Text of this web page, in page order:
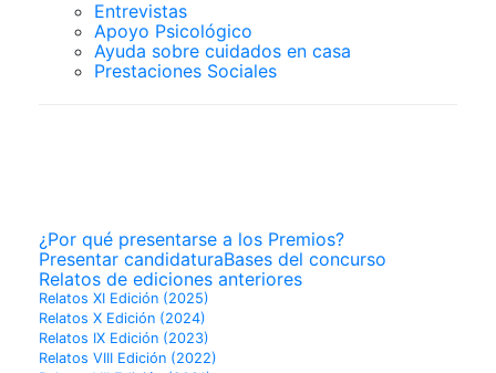
Entrevistas
Apoyo Psicológico
Ayuda sobre cuidados en casa
Prestaciones Sociales
¿Por qué presentarse a los Premios?
Presentar candidaturaBases del concurso
Relatos de ediciones anteriores
Relatos XI Edición (2025)
Relatos X Edición (2024)
Relatos IX Edición (2023)
Relatos VIII Edición (2022)